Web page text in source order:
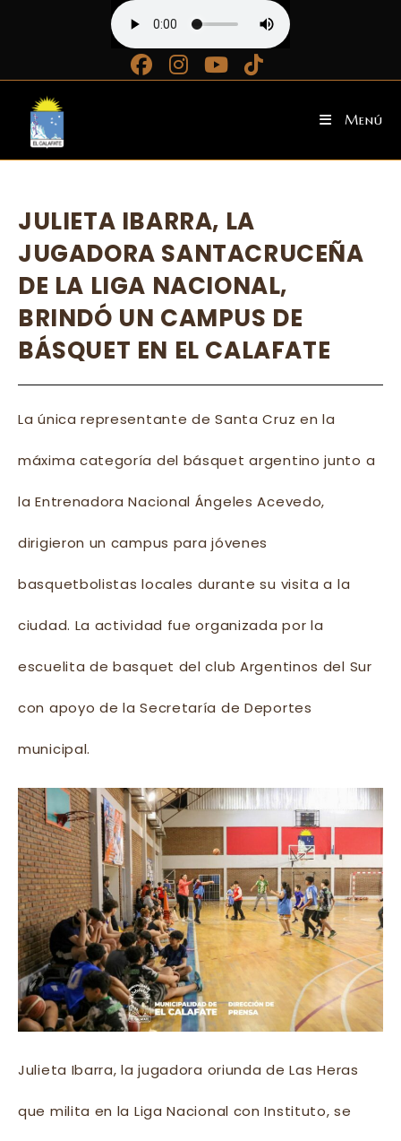
contenido
Menú
JULIETA IBARRA, LA
JUGADORA SANTACRUCEÑA
DE LA LIGA NACIONAL,
BRINDÓ UN CAMPUS DE
BÁSQUET EN EL CALAFATE
La única representante de Santa Cruz en la
máxima categoría del básquet argentino junto a
la Entrenadora Nacional Ángeles Acevedo,
dirigieron un campus para jóvenes
basquetbolistas locales durante su visita a la
ciudad. La actividad fue organizada por la
escuelita de basquet del club Argentinos del Sur
con apoyo de la Secretaría de Deportes
municipal.
Julieta Ibarra, la jugadora oriunda de Las Heras
que milita en la Liga Nacional con Instituto, se